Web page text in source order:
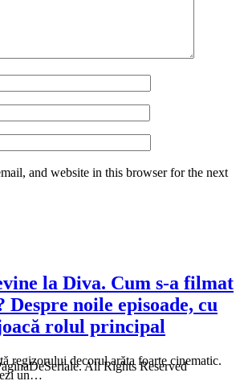
and website in this browser for the next
la Diva. Cum s-a filmat
Despre noile episoade, cu
rolul principal
regizorului decorul arăta foarte cinematic.
un…
All Rights Reserved